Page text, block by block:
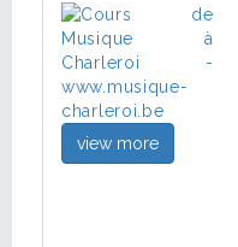
view more